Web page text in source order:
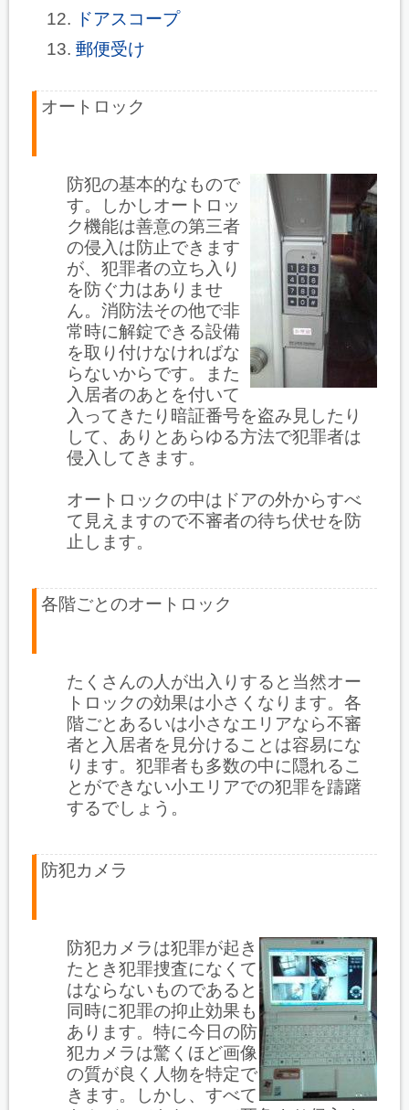
ドアスコープ
郵便受け
オートロック
防犯の基本的なもので
す。しかしオートロッ
ク機能は善意の第三者
の侵入は防止できます
が、犯罪者の立ち入り
を防ぐ力はありませ
ん。消防法その他で非
常時に解錠できる設備
を取り付けなければな
らないからです。また
入居者のあとを付いて
入ってきたり暗証番号を盗み見したり
して、ありとあらゆる方法で犯罪者は
侵入してきます。
オートロックの中はドアの外からすべ
て見えますので不審者の待ち伏せを防
止します。
各階ごとのオートロック
たくさんの人が出入りすると当然オー
トロックの効果は小さくなります。各
階ごとあるいは小さなエリアなら不審
者と入居者を見分けることは容易にな
ります。犯罪者も多数の中に隠れるこ
とができない小エリアでの犯罪を躊躇
するでしょう。
防犯カメラ
防犯カメラは犯罪が起き
たとき犯罪捜査になくて
はならないものであると
同時に犯罪の抑止効果も
あります。特に今日の防
犯カメラは驚くほど画像
の質が良く人物を特定で
きます。しかし、すべて